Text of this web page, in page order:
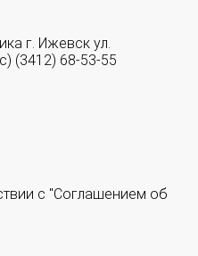
г. Ижевск ул.
(3412) 68-53-55
с "Соглашением об